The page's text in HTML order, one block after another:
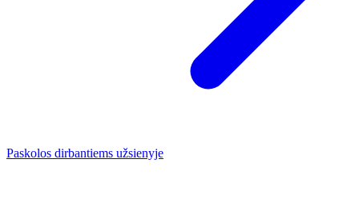
Paskolos dirbantiems užsienyje